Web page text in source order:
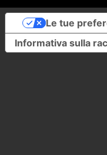
Informativa sulla
Le tue